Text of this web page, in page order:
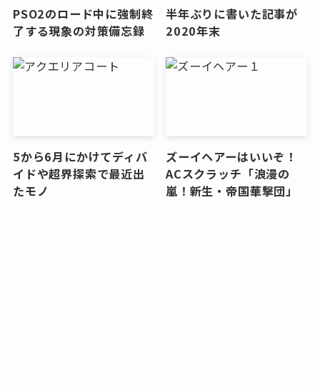
PSO2のロード中に強制終
了する現象の対策備忘録
半年ぶりに書いた記事が
2020年末
5から6月にかけてディバ
イドや超界探索で最近出
たモノ
ズーイヘアーはいいぞ！
ACスクラッチ「浪漫の
嵐！新生・帝国華撃団」